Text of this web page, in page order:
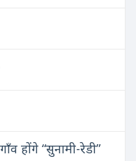
होंगे “सुनामी-रेडी”